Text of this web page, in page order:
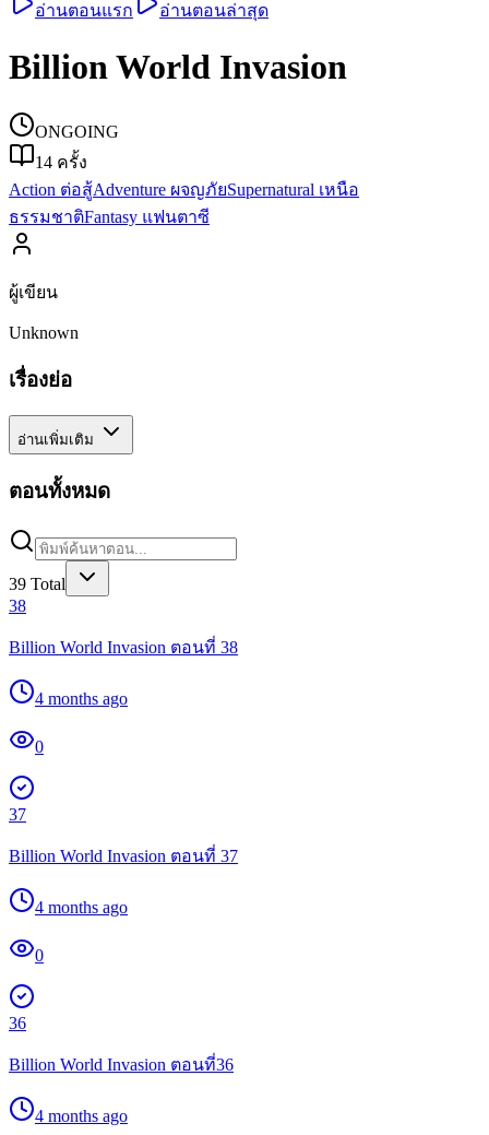
อ่านตอนแรก อ่านตอนล่าสุด
Billion World Invasion
ONGOING
14 ครั้ง
Action ต่อสู้Adventure ผจญภัยSupernatural เหนือ
ธรรมชาติFantasy แฟนตาซี
ผู้เขียน
Unknown
เรื่องย่อ
อ่านเพิ่มเติม
ตอนทั้งหมด
39 Total
38
Billion World Invasion ตอนที่ 38
4 months ago
0
37
Billion World Invasion ตอนที่ 37
4 months ago
0
36
Billion World Invasion ตอนที่36
4 months ago